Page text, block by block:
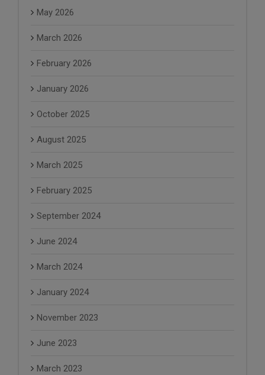
May 2026
March 2026
February 2026
January 2026
October 2025
August 2025
March 2025
February 2025
September 2024
June 2024
March 2024
January 2024
November 2023
June 2023
March 2023